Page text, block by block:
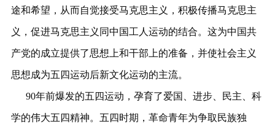
途和希望，从而自觉接受马克思主义，积极传播马克思主
义，促进马克思主义同中国工人运动的结合。这为中国共
产党的成立提供了思想上和干部上的准备，并使社会主义
思想成为五四运动后新文化运动的主流。
90年前爆发的五四运动，孕育了爱国、进步、民主、科
学的伟大五四精神。五四时期，革命青年为争取民族独